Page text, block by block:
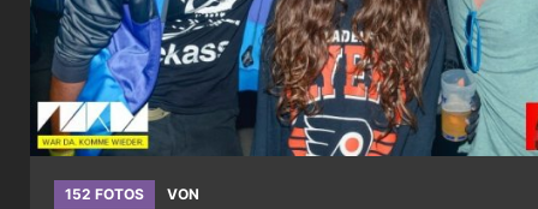
152 FOTOS VON